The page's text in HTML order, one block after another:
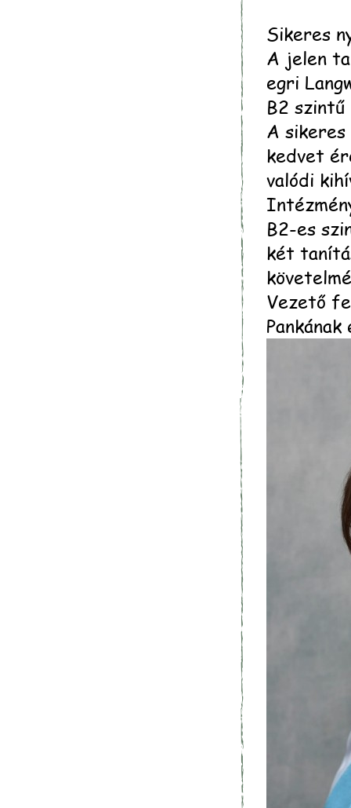
Sikeres
A jelen
egri
B2
A sikeres
kedvet
valódi
B2-es
két
Vezető